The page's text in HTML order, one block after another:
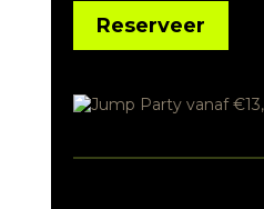
Reserveer